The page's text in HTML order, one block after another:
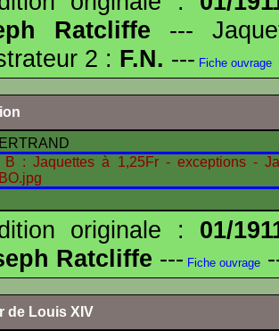
Ratcliffe ---
2 : F.N. --- Fiche ouvrage
originale : 01/
Ratcliffe --- Fiche ouvrage
de Louis XIV